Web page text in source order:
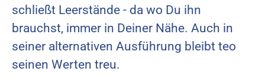
schließt Leerstände - da wo Du ihn
brauchst, immer in Deiner Nähe. Auch in
seiner alternativen Ausführung bleibt teo
seinen Werten treu.